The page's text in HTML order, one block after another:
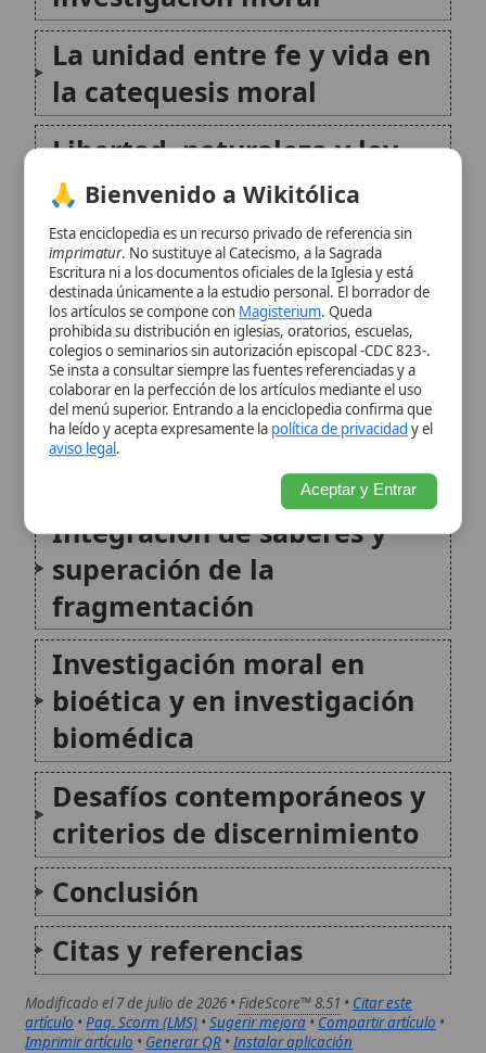
Dignidad humana y ley
divina
Magisterio y enseñanza
Moralidad como verdad del
bien
Integración de saberes y
superación de la
fragmentación
Investigación moral en
bioética y en investigación
Desafíos contemporáneos y
criterios de discernimiento
Conclusión
Citas y referencias
Modificado el 7 de julio de 2026 •
artículo • Paq. Scorm (LMS) •Sugerir mejora
Imprimir artículo•Generar QR•Instalar aplicación
Acto moral con consecuencias imprevisibles o inesperadas
En la teología moral católica, un acto moral con
a aquellas acciones humanas cuya bondad o malicia
no se ve alterada por efectos no previstos que surgen
de forma accidental y poco frecuente. Esta...
El Compendio Moral Salmaticense es una obra de
moral teológica surgida en el seno de la escuela de
los Salmantinos, el colectivo de teólogos y filósofos
Esta enciclopedia es un recurso privado de referencia sin
imprimatur. No sustituye al Catecismo, a la Sagrada
Escritura ni a los documentos oficiales de la Iglesia y está
destinada únicamente a la estudio personal. El borrador de
los artículos se compone conMagisterium . Queda
prohibida su distribución en iglesias, oratorios, escuelas,
colegios o seminarios sin autorización episcopal -CDC 823-.
del menú superior. Entrando a la enciclopedia confirma que
ha leído y acepta expresamente la
aviso legal.
Aceptar y Entrar